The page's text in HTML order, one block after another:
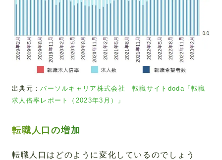
出典元：パーソルキャリア株式会社 転職サイトdoda「転職
求人倍率レポート（2023年3月）」
転職人口の増加
転職人口はどのように変化しているのでしょう